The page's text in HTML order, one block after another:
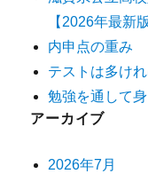
【2026年最新版
内申点の重み
テストは多け
勉強を通して
アーカイブ
2026年7月